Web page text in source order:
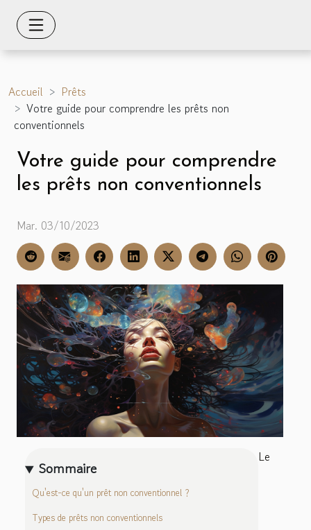
Accueil
Prêts
Votre guide pour comprendre les prêts non
conventionnels
Votre guide pour comprendre
les prêts non conventionnels
Mar. 03/10/2023
Sommaire
Qu'est-ce qu'un prêt non conventionnel ?
Types de prêts non conventionnels
Le